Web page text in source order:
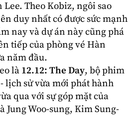
Theo Kobiz, ngôi sao
duy nhất có được sức mạnh
nay và dự án này cũng phá
tiếp của phòng vé Hàn
năm đầu.
là 12.12: The Day, bộ phim
lịch sử vừa mới phát hành
qua với sự góp mặt của
Jung Woo-sung, Kim Sung-